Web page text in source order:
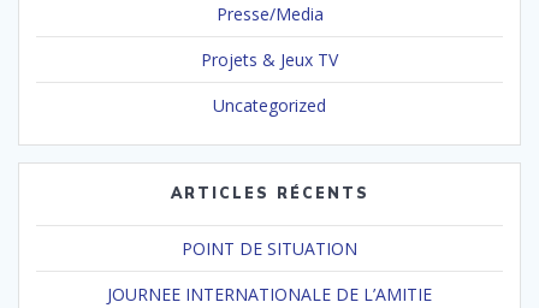
Presse/Media
Projets & Jeux TV
Uncategorized
ARTICLES RÉCENTS
POINT DE SITUATION
JOURNEE INTERNATIONALE DE L’AMITIE